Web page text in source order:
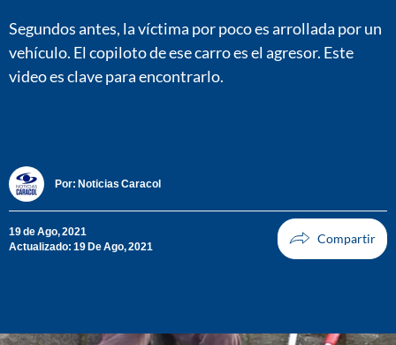
Segundos antes, la víctima por poco es arrollada por un
vehículo. El copiloto de ese carro es el agresor. Este
video es clave para encontrarlo.
Por: Noticias Caracol
19 de Ago, 2021
Actualizado: 19 De Ago, 2021